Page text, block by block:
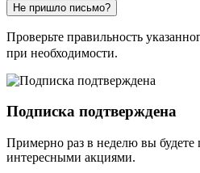
Не пришло письмо?
Проверьте правильность
при необходимости.
Подписка подтверждена
Примерно раз в неделю вы
интересными акциями.